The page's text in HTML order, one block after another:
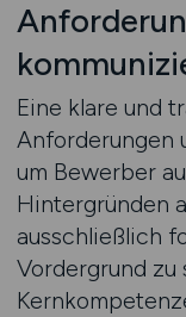
Eine klare und
Anforderungen
um Bewerber
Hintergründen
ausschließlich
Vordergrund